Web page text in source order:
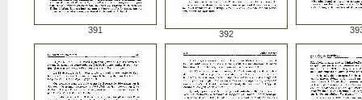
391 392